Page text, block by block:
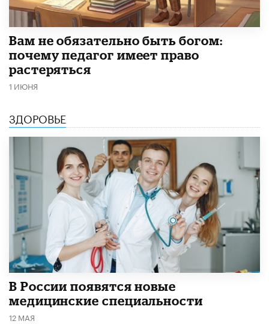
​Вам не обязательно быть богом:
почему педагог имеет право
растеряться
1 ИЮНЯ
ЗДОРОВЬЕ
В России появятся новые
медицинские специальности
12 МАЯ